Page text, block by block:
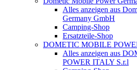
Alles anzeigen aus
Germany GmbH
Camping-Shop
Ersatzteile-Shop
DOMETIC MOBILE
Alles anzeigen aus
POWER ITALY S.r.l